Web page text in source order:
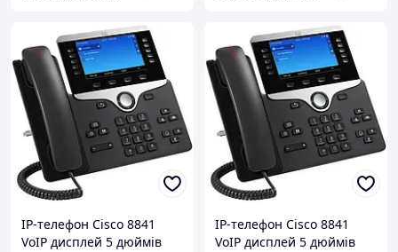
IP-телефон Cisco 8841
VoIP дисплей 5 дюймів
IP-телефон Cisco 8841
VoIP дисплей 5 дюймів